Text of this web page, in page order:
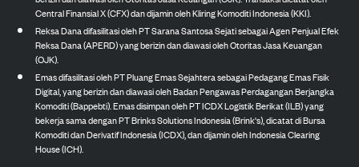
Central Finansial X (CFX) dan dijamin oleh Kliring Komoditi Indonesia (KKI).
Reksa Dana difasilitasi oleh PT Sarana Santosa Sejati sebagai Agen Penjual Efek
Reksa Dana (APERD) yang berizin dan diawasi oleh Otoritas Jasa Keuangan
(OJK).
Emas difasilitasi oleh PT Pluang Emas Sejahtera sebagai Pedagang Emas Fisik
Digital, yang berizin dan diawasi oleh Badan Pengawas Perdagangan Berjangka
Komoditi (Bappebti). Emas disimpan oleh PT ICDX Logistik Berikat (ILB) yang
bekerja sama dengan PT Brinks Solutions Indonesia (Brink's), dicatat di Bursa
Komoditi dan Derivatif Indonesia (ICDX), dan dijamin oleh Indonesia Clearing
House (ICH).